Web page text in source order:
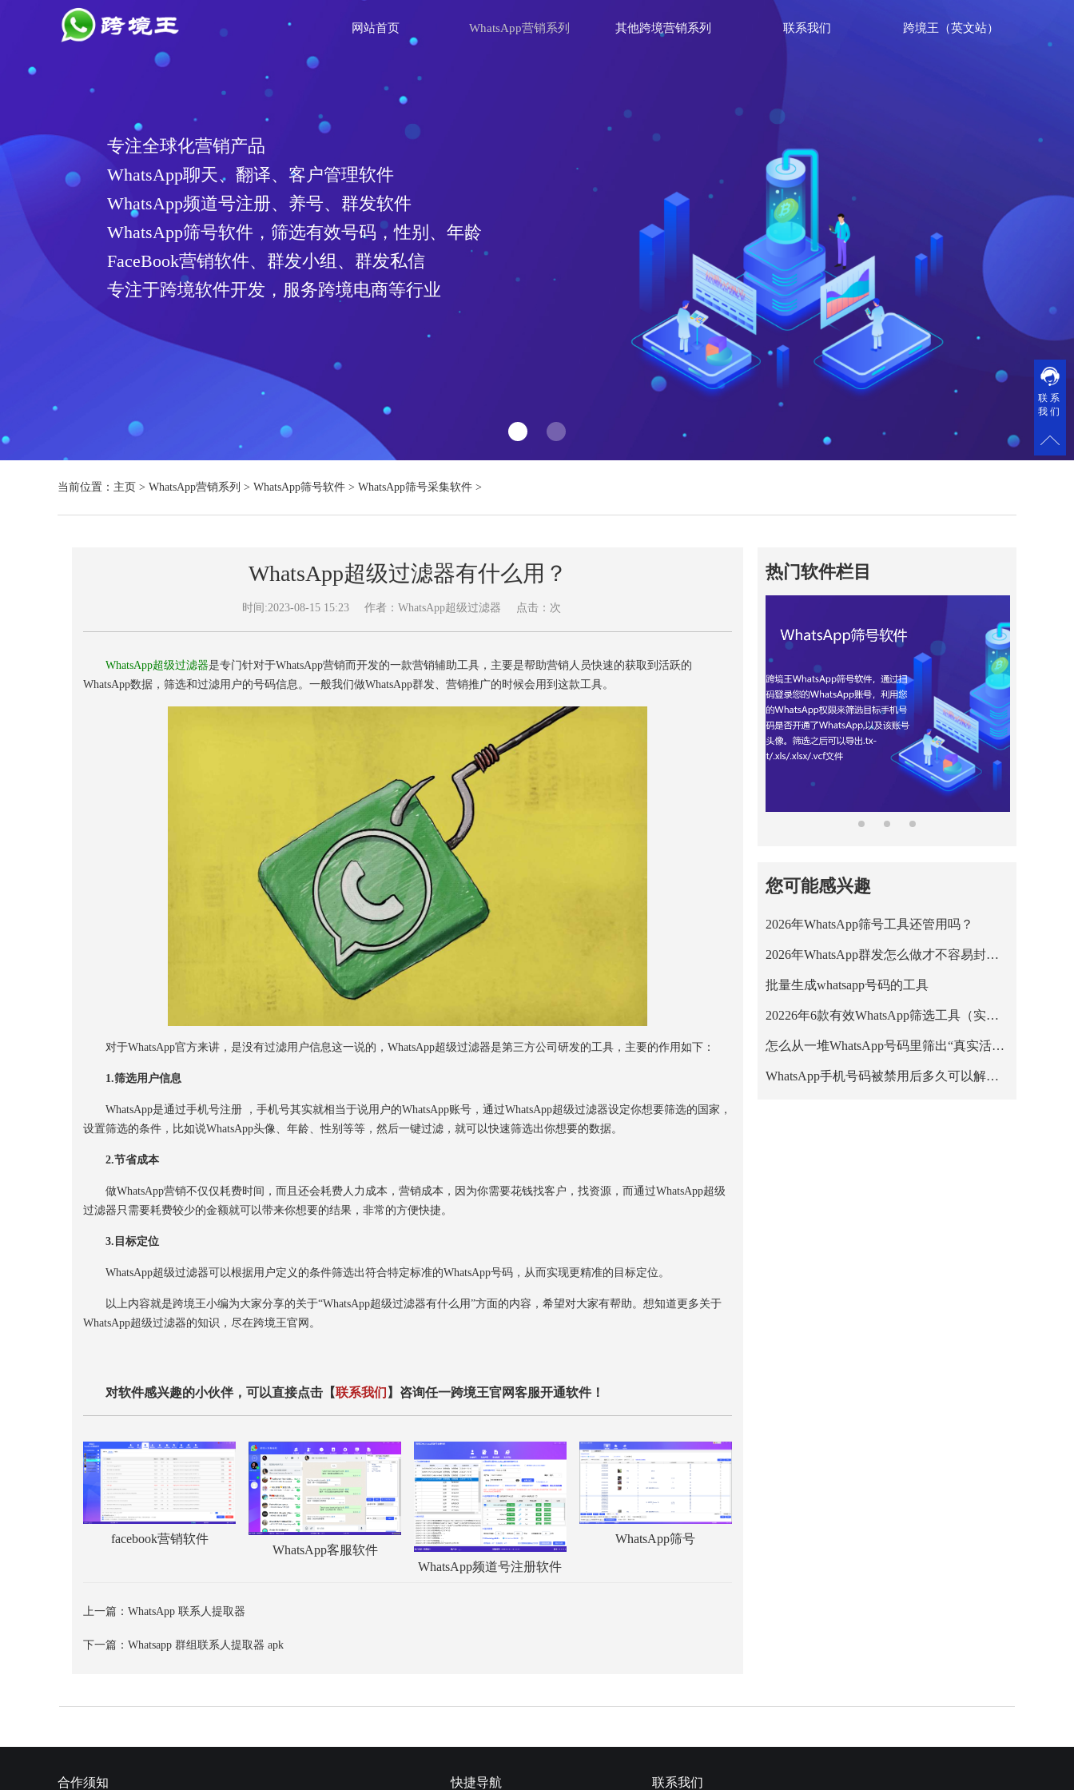
网站首页 WhatsApp营销系列 其他跨境营销系列 联系我们 跨境王（英文站）
专注全球化营销产品
WhatsApp聊天、翻译、客户管理软件
WhatsApp频道号注册、养号、群发软件
WhatsApp筛号软件，筛选有效号码，性别、年龄
FaceBook营销软件、群发小组、群发私信
专注于跨境软件开发，服务跨境电商等行业
当前位置： 主页 > WhatsApp营销系列 > WhatsApp筛号软件 > WhatsApp筛号采集软件 >
WhatsApp超级过滤器有什么用？
时间:2023-08-15 15:23 作者：WhatsApp超级过滤器 点击： 次
WhatsApp超级过滤器是专门针对于WhatsApp营销而开发的一款营销辅助工具，主要是帮助营销人员快速的获取到活跃的
WhatsApp数据，筛选和过滤用户的号码信息。一般我们做WhatsApp群发、营销推广的时候会用到这款工具。
对于WhatsApp官方来讲，是没有过滤用户信息这一说的，WhatsApp超级过滤器是第三方公司研发的工具，主要的作用如下：
1.筛选用户信息
WhatsApp是通过手机号注册 ，手机号其实就相当于说用户的WhatsApp账号，通过WhatsApp超级过滤器设定你想要筛选的国家，
设置筛选的条件，比如说WhatsApp头像、年龄、性别等等，然后一键过滤，就可以快速筛选出你想要的数据。
2.节省成本
做WhatsApp营销不仅仅耗费时间，而且还会耗费人力成本，营销成本，因为你需要花钱找客户，找资源，而通过WhatsApp超级
过滤器只需要耗费较少的金额就可以带来你想要的结果，非常的方便快捷。
3.目标定位
WhatsApp超级过滤器可以根据用户定义的条件筛选出符合特定标准的WhatsApp号码，从而实现更精准的目标定位。
以上内容就是跨境王小编为大家分享的关于“WhatsApp超级过滤器有什么用”方面的内容，希望对大家有帮助。想知道更多关于
WhatsApp超级过滤器的知识，尽在跨境王官网。
对软件感兴趣的小伙伴，可以直接点击【联系我们 】咨询任一跨境王官网客服开通软件！
facebook营销软件
WhatsApp客服软件
WhatsApp频道号注册软件
WhatsApp筛号
上一篇：WhatsApp 联系人提取器
下一篇：Whatsapp 群组联系人提取器 apk
热门软件栏目
您可能感兴趣
2026年WhatsApp筛号工具还管用吗？
2026年WhatsApp群发怎么做才不容易封号？
批量生成whatsapp号码的工具
20226年6款有效WhatsApp筛选工具（实测+适用人群）
怎么从一堆WhatsApp号码里筛出“真实活跃用户”？
WhatsApp手机号码被禁用后多久可以解禁？
合作须知 快捷导航 联系我们
联系
我们